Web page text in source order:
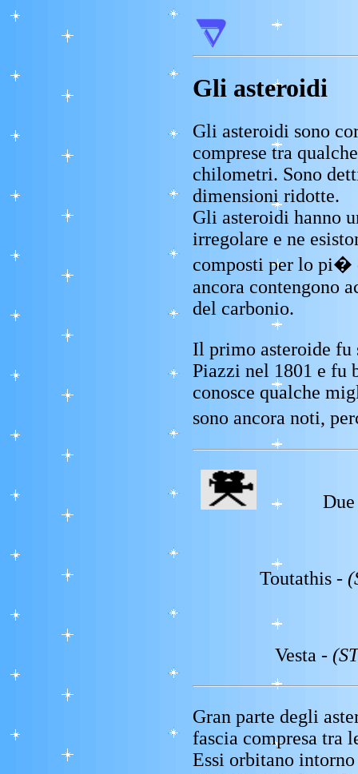
Gli asteroidi
Gli asteroidi sono
comprese tra
chilometri. Sono
dimensioni ridotte.
Gli asteroidi hanno
irregolare e ne
composti per lo
ancora contengono
del carbonio.
Il primo asteroide fu
Piazzi nel 1801 e fu
conosce qualche
sono ancora noti,
Toutathis -
Vesta -
Gran parte degli
fascia compresa tra
Essi orbitano